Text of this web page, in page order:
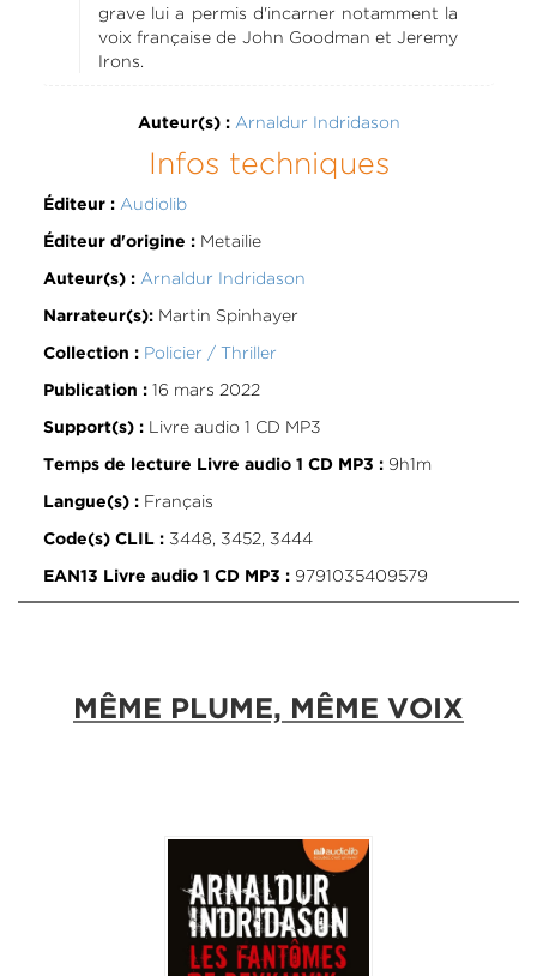
grave lui a permis d'incarner notamment la
voix française de John Goodman et Jeremy
Irons.
Auteur(s) : Arnaldur Indridason
Infos techniques
Éditeur : Audiolib
Éditeur d'origine :Metailie
Auteur(s) : Arnaldur Indridason
Narrateur(s):Martin Spinhayer
Collection : Policier / Thriller
Publication :16 mars 2022
Support(s) :Livre audio 1 CD MP3
Temps de lecture Livre audio 1 CD MP3 :9h1m
Langue(s) :Français
Code(s) CLIL :3448, 3452, 3444
EAN13 Livre audio 1 CD MP3 :9791035409579
MÊME PLUME, MÊME VOIX